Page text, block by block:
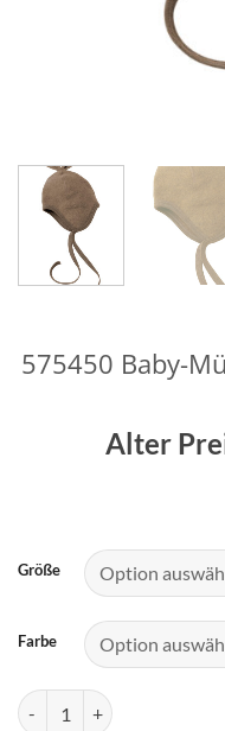
575450 Baby-
Alter
Größe
Farbe
575450 Baby-Mütze aus